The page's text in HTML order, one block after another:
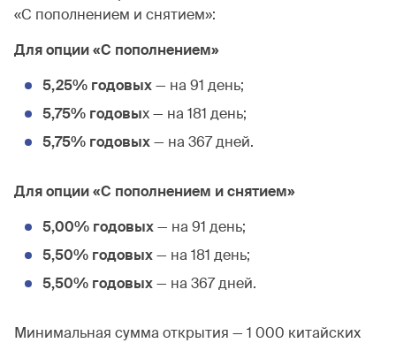
«С пополнением и снятием»:
Для опции «С пополнением»
5,25% годовых— на 91 день;
5,75% годовых — на 181 день;
5,75% годовых— на 367 дней.
Для опции «С пополнением и снятием»
5,00% годовых— на 91 день;
5,50% годовых— на 181 день;
5,50% годовых— на 367 дней.
Минимальная сумма открытия — 1 000 китайских